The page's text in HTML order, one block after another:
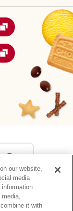
覧
our website,
media
it with